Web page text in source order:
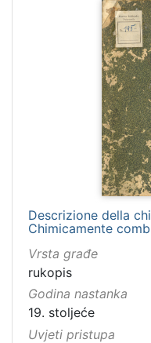
Descrizione della
Chimicamente
Vrsta građe
rukopis
Godina nastanka
19. stoljeće
Uvjeti pristupa